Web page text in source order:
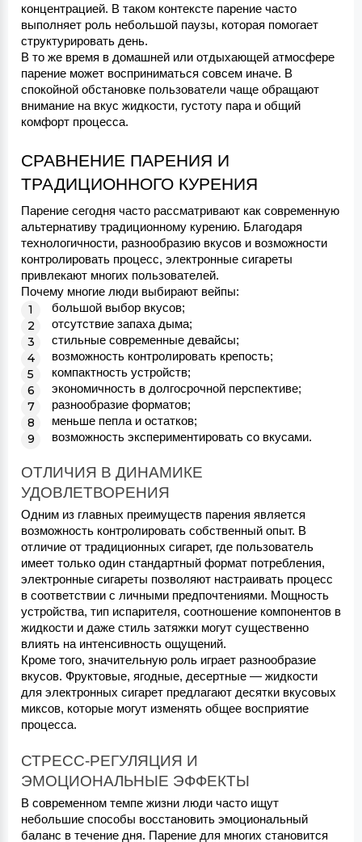
концентрацией. В таком контексте парение часто
выполняет роль небольшой паузы, которая помогает
структурировать день.
В то же время в домашней или отдыхающей атмосфере
парение может восприниматься совсем иначе. В
спокойной обстановке пользователи чаще обращают
внимание на вкус жидкости, густоту пара и общий
комфорт процесса.
СРАВНЕНИЕ ПАРЕНИЯ И
ТРАДИЦИОННОГО КУРЕНИЯ
Парение сегодня часто рассматривают как современную
альтернативу традиционному курению. Благодаря
технологичности, разнообразию вкусов и возможности
контролировать процесс, электронные сигареты
привлекают многих пользователей.
Почему многие люди выбирают вейпы:
большой выбор вкусов;
отсутствие запаха дыма;
стильные современные девайсы;
возможность контролировать крепость;
компактность устройств;
экономичность в долгосрочной перспективе;
разнообразие форматов;
меньше пепла и остатков;
возможность экспериментировать со вкусами.
ОТЛИЧИЯ В ДИНАМИКЕ
УДОВЛЕТВОРЕНИЯ
Одним из главных преимуществ парения является
возможность контролировать собственный опыт. В
отличие от традиционных сигарет, где пользователь
имеет только один стандартный формат потребления,
электронные сигареты позволяют настраивать процесс
в соответствии с личными предпочтениями. Мощность
устройства, тип испарителя, соотношение компонентов в
жидкости и даже стиль затяжки могут существенно
влиять на интенсивность ощущений.
Кроме того, значительную роль играет разнообразие
вкусов. Фруктовые, ягодные, десертные — жидкости
для электронных сигарет предлагают десятки вкусовых
миксов, которые могут изменять общее восприятие
процесса.
СТРЕСС-РЕГУЛЯЦИЯ И
ЭМОЦИОНАЛЬНЫЕ ЭФФЕКТЫ
В современном темпе жизни люди часто ищут
небольшие способы восстановить эмоциональный
баланс в течение дня. Парение для многих становится